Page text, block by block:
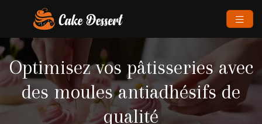
Optimisez vos pâtisseries avec
des moules antiadhésifs de
qualité